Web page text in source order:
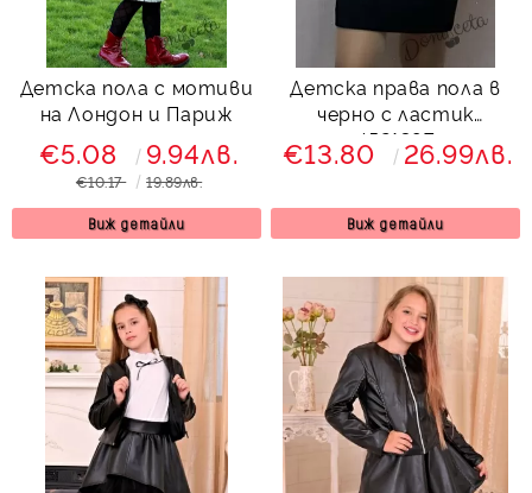
Детска пола с мотиви
на Лондон и Париж
€5.08 9.94лв.
€10.17 19.89лв.
Виж детайли
Детска права пола в
черно с ластик
4521397
€13.80 26.99лв.
Виж детайли